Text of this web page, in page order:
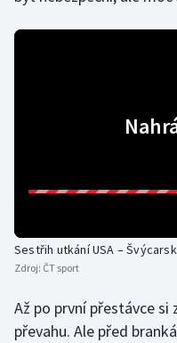
Sestřih utkání USA –
Zdroj: ČT sport
Až po první přestávce
převahu. Ale před